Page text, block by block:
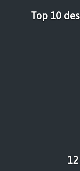
Top 10